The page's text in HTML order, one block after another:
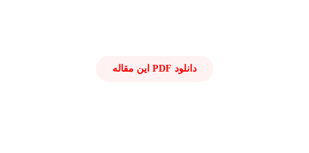
دانلود PDF این مقاله